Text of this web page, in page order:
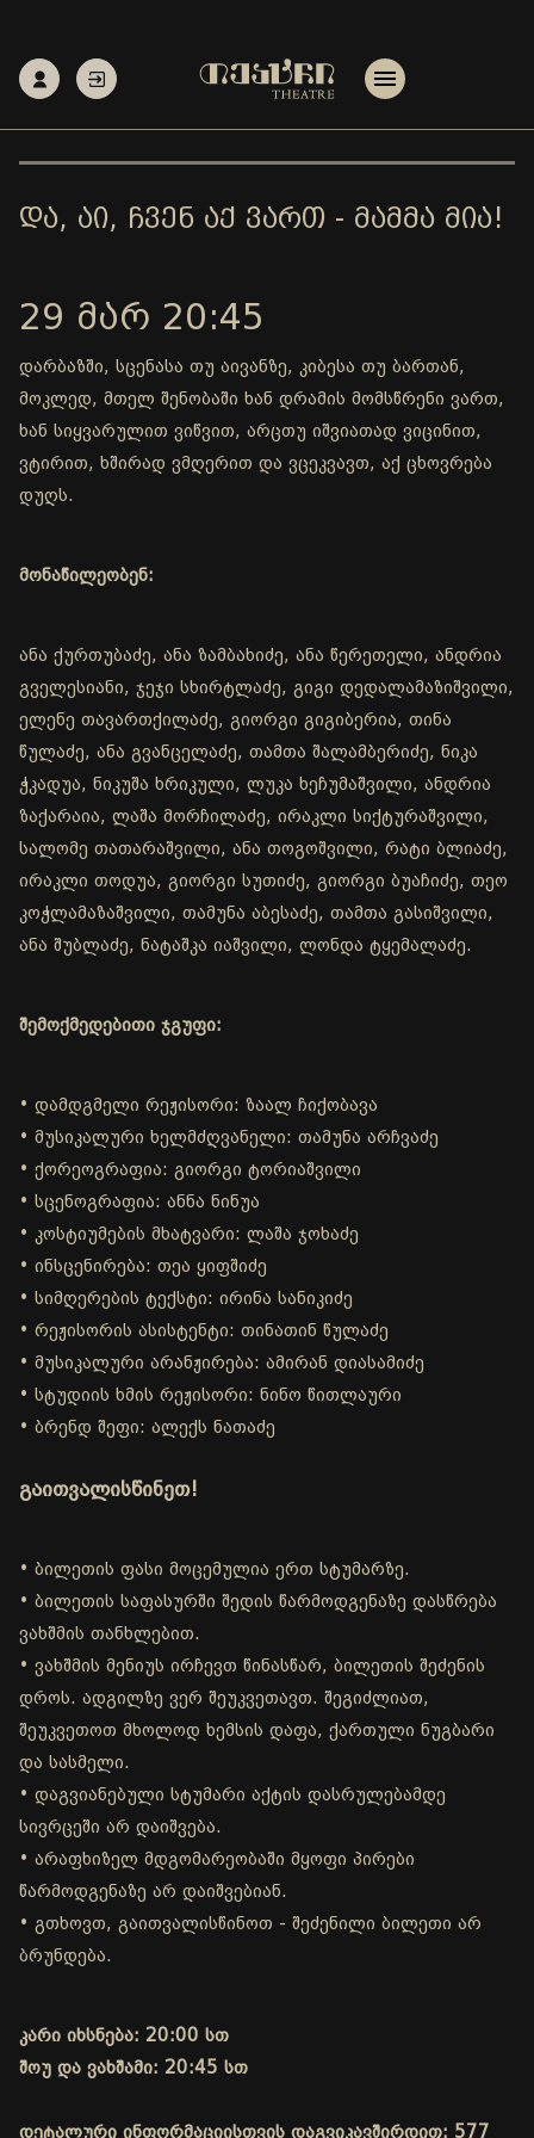
ᲓᲐ, ᲐᲘ, ᲩᲕᲔᲜ ᲐᲥ ᲕᲐᲠᲗ - ᲛᲐᲛᲛᲐ ᲛᲘᲐ!
29 ᲛᲐᲠ 20:45
დარბაზში, სცენასა თუ აივანზე, კიბესა თუ ბართან,
მოკლედ, მთელ შენობაში ხან დრამის მომსწრენი ვართ,
ხან სიყვარულით ვიწვით, არცთუ იშვიათად ვიცინით,
ვტირით, ხშირად ვმღერით და ვცეკვავთ, აქ ცხოვრება
დუღს.
მონაწილეობენ:
ანა ქურთუბაძე, ანა ზამბახიძე, ანა წერეთელი, ანდრია
გველესიანი, ჯეჯი სხირტლაძე, გიგი დედალამაზიშვილი,
ელენე თავართქილაძე, გიორგი გიგიბერია, თინა
წულაძე, ანა გვანცელაძე, თამთა შალამბერიძე, ნიკა
ჭკადუა, ნიკუშა ხრიკული, ლუკა ხეჩუმაშვილი, ანდრია
ზაქარაია, ლაშა მორჩილაძე, ირაკლი სიქტურაშვილი,
სალომე თათარაშვილი, ანა თოგოშვილი, რატი ბლიაძე,
ირაკლი თოდუა, გიორგი სუთიძე, გიორგი ბუაჩიძე, თეო
კოჭლამაზაშვილი, თამუნა აბესაძე, თამთა გასიშვილი,
ანა შუბლაძე, ნატაშკა იაშვილი, ლონდა ტყემალაძე.
შემოქმედებითი ჯგუფი:
• დამდგმელი რეჟისორი: ზაალ ჩიქობავა
• მუსიკალური ხელმძღვანელი: თამუნა არჩვაძე
• ქორეოგრაფია: გიორგი ტორიაშვილი
• სცენოგრაფია: ანნა ნინუა
• კოსტიუმების მხატვარი: ლაშა ჯოხაძე
• ინსცენირება: თეა ყიფშიძე
• სიმღერების ტექსტი: ირინა სანიკიძე
• რეჟისორის ასისტენტი: თინათინ წულაძე
• მუსიკალური არანჟირება: ამირან დიასამიძე
• სტუდიის ხმის რეჟისორი: ნინო წითლაური
• ბრენდ შეფი: ალექს ნათაძე
გაითვალისწინეთ!
• ბილეთის ფასი მოცემულია ერთ სტუმარზე.
• ბილეთის საფასურში შედის წარმოდგენაზე დასწრება
ვახშმის თანხლებით.
• ვახშმის მენიუს ირჩევთ წინასწარ, ბილეთის შეძენის
დროს. ადგილზე ვერ შეუკვეთავთ. შეგიძლიათ,
შეუკვეთოთ მხოლოდ ხემსის დაფა, ქართული ნუგბარი
და სასმელი.
• დაგვიანებული სტუმარი აქტის დასრულებამდე
სივრცეში არ დაიშვება.
• არაფხიზელ მდგომარეობაში მყოფი პირები
წარმოდგენაზე არ დაიშვებიან.
• გთხოვთ, გაითვალისწინოთ - შეძენილი ბილეთი არ
ბრუნდება.
კარი იხსნება: 20:00 სთ
შოუ და ვახშამი: 20:45 სთ
დეტალური ინფორმაციისთვის დაგვიკავშირდით: 577